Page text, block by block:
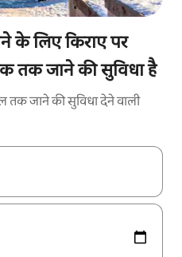
के लिए किराए पर
तक जाने की सुविधा है
तक जाने की सुविधा देने वाली
'ऐरो की' का इस्तेमाल करके नेविगेट